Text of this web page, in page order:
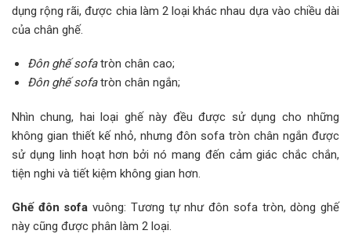
dụng rộng rãi, được chia làm 2 loại khác nhau dựa vào chiều dài
của chân ghế.
Đôn ghế sofatròn chân cao;
Đôn ghế sofatròn chân ngắn;
Nhìn chung, hai loại ghế này đều được sử dụng cho những
không gian thiết kế nhỏ, nhưng đôn sofa tròn chân ngắn được
sử dụng linh hoạt hơn bởi nó mang đến cảm giác chắc chắn,
tiện nghi và tiết kiệm không gian hơn.
Ghế đôn sofa vuông: Tương tự như đôn sofa tròn, dòng ghế
này cũng được phân làm 2 loại.